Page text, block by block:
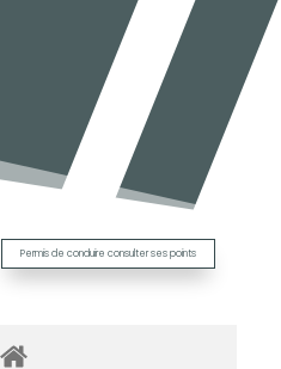
Permis de conduire consulter ses points